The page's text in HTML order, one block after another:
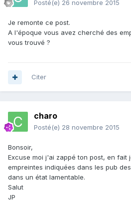
Posté(e) 26 novembre 2015
Je remonte ce post.
A l'époque vous avez cherché des
vous trouvé ?
Citer
charo
Posté(e) 28 novembre 2015
Bonsoir,
Excuse moi j'ai zappé ton post, en fait
empreintes indiquées dans les pub
dans un état lamentable.
Salut
JP